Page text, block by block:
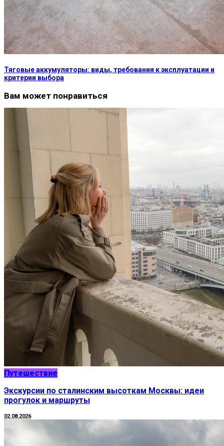
Тяговые аккумуляторы: виды, требования к эксплуатации и
критерии выбора
Вам может понравиться
Путешествие
Экскурсии по сталинским высоткам Москвы: идеи
прогулок и маршруты
02.08.2026